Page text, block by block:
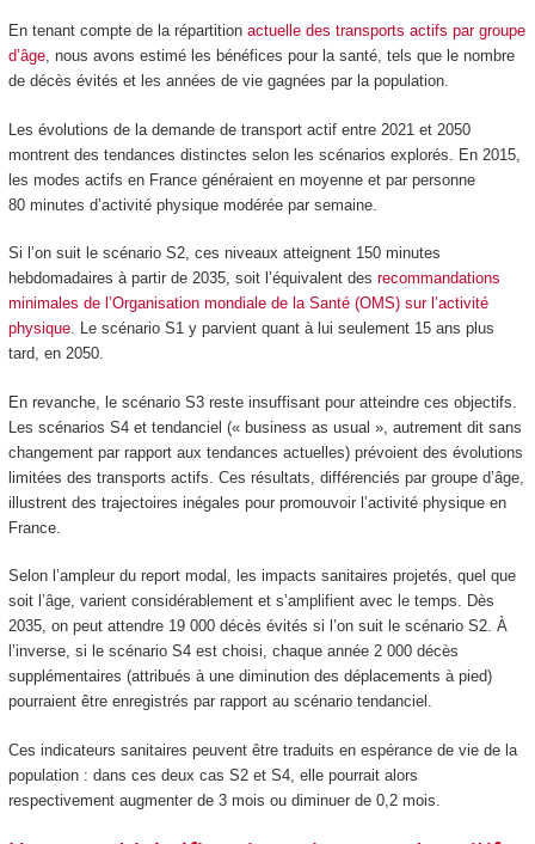
En tenant compte de la répartition actuelle des transports actifs par groupe
d’âge, nous avons estimé les bénéfices pour la santé, tels que le nombre
de décès évités et les années de vie gagnées par la population.
Les évolutions de la demande de transport actif entre 2021 et 2050
montrent des tendances distinctes selon les scénarios explorés. En 2015,
les modes actifs en France généraient en moyenne et par personne
80 minutes d’activité physique modérée par semaine.
Si l’on suit le scénario S2, ces niveaux atteignent 150 minutes
hebdomadaires à partir de 2035, soit l’équivalent des recommandations
minimales de l’Organisation mondiale de la Santé (OMS) sur l’activité
physique. Le scénario S1 y parvient quant à lui seulement 15 ans plus
tard, en 2050.
En revanche, le scénario S3 reste insuffisant pour atteindre ces objectifs.
Les scénarios S4 et tendanciel (« business as usual », autrement dit sans
changement par rapport aux tendances actuelles) prévoient des évolutions
limitées des transports actifs. Ces résultats, différenciés par groupe d’âge,
illustrent des trajectoires inégales pour promouvoir l’activité physique en
France.
Selon l’ampleur du report modal, les impacts sanitaires projetés, quel que
soit l’âge, varient considérablement et s’amplifient avec le temps. Dès
2035, on peut attendre 19 000 décès évités si l’on suit le scénario S2. À
l’inverse, si le scénario S4 est choisi, chaque année 2 000 décès
supplémentaires (attribués à une diminution des déplacements à pied)
pourraient être enregistrés par rapport au scénario tendanciel.
Ces indicateurs sanitaires peuvent être traduits en espérance de vie de la
population : dans ces deux cas S2 et S4, elle pourrait alors
respectivement augmenter de 3 mois ou diminuer de 0,2 mois.